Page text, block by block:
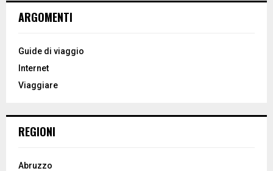
h
o
:
ARGOMENTI
Guide di viaggio
Internet
Viaggiare
REGIONI
Abruzzo